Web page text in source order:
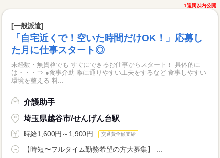
1週間以内公開
[一般派遣]
「自宅近くで！空いた時間だけOK！」応募し
た月に仕事スタート◎
未経験・無資格でも すぐにできるお仕事からスタート！ 具体的に
は・・・⇒ ●食事介助 喉に通りやすい工夫をするなど 食事しやすい
環境を整える 料...
介護助手
埼玉県越谷市/せんげん台駅
時給1,600円～1,900円 交通費全額支給
【時短〜フルタイム勤務希望の方大募集】 ...